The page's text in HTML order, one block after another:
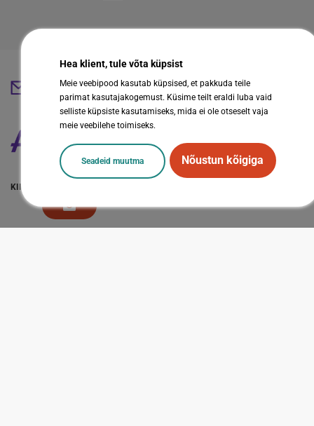
abestore@abestore.ee
KIIRVIITED
Hea klient, tule võta küpsist
Meie veebipood kasutab küpsised, et pakkuda teile
parimat kasutajakogemust. Küsime teilt eraldi luba vaid
selliste küpsiste kasutamiseks, mida ei ole otseselt vaja
meie veebilehe toimiseks.
Seadeid muutma Nõustun kõigiga